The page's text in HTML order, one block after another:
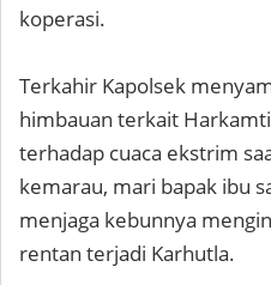
koperasi.
Terkahir Kapolsek
himbauan terkait
terhadap cuaca ekstrim
kemarau, mari bapak ibu
menjaga kebunnya
rentan terjadi Karhutla.